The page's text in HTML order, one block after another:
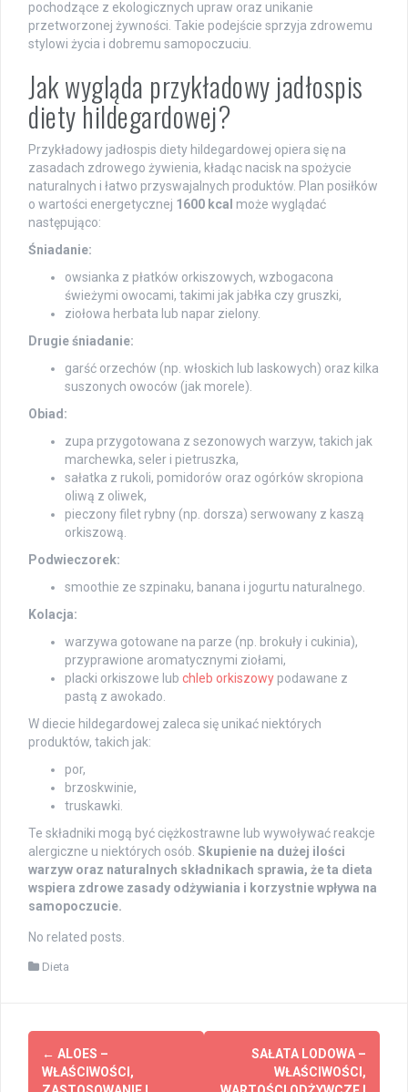
pochodzące z ekologicznych upraw oraz unikanie
przetworzonej żywności. Takie podejście sprzyja zdrowemu
stylowi życia i dobremu samopoczuciu.
Jak wygląda przykładowy jadłospis
diety hildegardowej?
Przykładowy jadłospis diety hildegardowej opiera się na
zasadach zdrowego żywienia, kładąc nacisk na spożycie
naturalnych i łatwo przyswajalnych produktów. Plan posiłków
o wartości energetycznej 1600 kcal może wyglądać
następująco:
Śniadanie:
owsianka z płatków orkiszowych, wzbogacona
świeżymi owocami, takimi jak jabłka czy gruszki,
ziołowa herbata lub napar zielony.
Drugie śniadanie:
garść orzechów (np. włoskich lub laskowych) oraz kilka
suszonych owoców (jak morele).
Obiad:
zupa przygotowana z sezonowych warzyw, takich jak
marchewka, seler i pietruszka,
sałatka z rukoli, pomidorów oraz ogórków skropiona
oliwą z oliwek,
pieczony filet rybny (np. dorsza) serwowany z kaszą
orkiszową.
Podwieczorek:
smoothie ze szpinaku, banana i jogurtu naturalnego.
Kolacja:
warzywa gotowane na parze (np. brokuły i cukinia),
przyprawione aromatycznymi ziołami,
placki orkiszowe lub chleb orkiszowy podawane z
pastą z awokado.
W diecie hildegardowej zaleca się unikać niektórych
produktów, takich jak:
por,
brzoskwinie,
truskawki.
Te składniki mogą być ciężkostrawne lub wywoływać reakcje
alergiczne u niektórych osób. Skupienie na dużej ilości
warzyw oraz naturalnych składnikach sprawia, że ta dieta
wspiera zdrowe zasady odżywiania i korzystnie wpływa na
samopoczucie.
No related posts.
Dieta
Post
navigation
← ALOES –
WŁAŚCIWOŚCI,
SAŁATA LODOWA –
WŁAŚCIWOŚCI,